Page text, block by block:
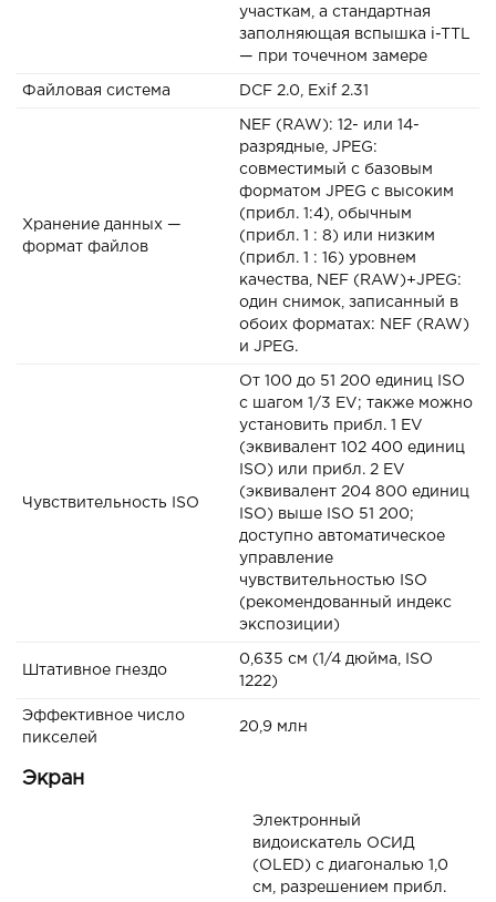
участкам, а стандартная
заполняющая вспышка i-TTL
— при точечном замере
Файловая система DCF 2.0, Exif 2.31
Хранение данных —
формат файлов
NEF (RAW): 12- или 14-
разрядные, JPEG:
совместимый с базовым
форматом JPEG с высоким
(прибл. 1:4), обычным
(прибл. 1 : 8) или низким
(прибл. 1 : 16) уровнем
качества, NEF (RAW)+JPEG:
один снимок, записанный в
обоих форматах: NEF (RAW)
и JPEG.
Чувствительность ISO
От 100 до 51 200 единиц ISO
с шагом 1/3 EV; также можно
установить прибл. 1 EV
(эквивалент 102 400 единиц
ISO) или прибл. 2 EV
(эквивалент 204 800 единиц
ISO) выше ISO 51 200;
доступно автоматическое
управление
чувствительностью ISO
(рекомендованный индекс
экспозиции)
Штативное гнездо
0,635 см (1/4 дюйма, ISO
1222)
Эффективное число
пикселей
20,9 млн
Экран
Электронный
видоискатель ОСИД
(OLED) с диагональю 1,0
см, разрешением прибл.